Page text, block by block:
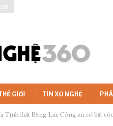
GIỚI TIN XỨ NGHỆ
Tịnh thất Bồng Lai: Công an có bắt